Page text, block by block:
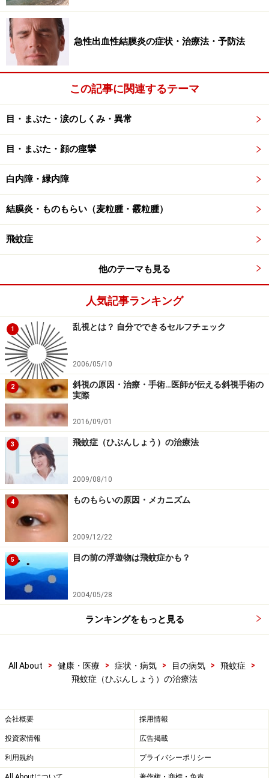
が改善する、といった話を聞くことがあります。それに
ついては「飛蚊症治療は可能？目薬・サプリメント・レ
ーザー治療」記事で詳しく解説していますので、ご興味
のある方は併せてご一読いただければと思います。
若年性の原因不明飛蚊症の治療法
硝子体にある濁りが自分で見えてしまうことが原因と考
えられますが、医学的には原因がはっきりとは解明され
ていないため、よい治療法はありません。
などの恐れはないので治療の必要はない、と聞いて安心
できるなら、この病気はそう深刻ではありません。しか
も「問題ない」「気のせいだ」と言われ、ノイローゼの
ような状態になっている患者さんも現実には多くいらっ
しゃいます。ひどいケースでは、病院で診断してもらえ
ない飛蚊の正体や現象が気になるあまり、学校や仕事に
も行けなくなり、家族も困り果ててしまい、当院で診
察・説明をしても全くノイローゼ状態が改善しない方も
いらっしゃいました。毎日起きている間はずっと飛蚊が
見えるので、極端に気になりだすと心まで壊れてしまう
のでしょう。これは医師としてもとても辛いケースで
す。
私は「他の病院で治らないような患者さんを治療してさ
しあげたい」というモットーを持っていますので、以前
「息子が飛蚊症が気になって引きこもってしまい、自殺
も考えているようなのでなんとかしてやってほしい」と
親御さんに頼み込まれる形で、患者さんの硝子体除去の
手術を手がけたことが何度かありました。
しかし、ほとんどの患者さんにおいて「以前より減った
けれども完璧とはいえない……」という程度の満足度。網
膜剥離などの合併症もありえるので、総合的に見て患者
さんの利益にならないと判断し、現在は手術治療をお断
りしております。
なお、この若年性の飛蚊症は、先述のアメリカのレーザ
ーでも治療できないようです。悩みの深い若い患者さん
「若年性の飛蚊症は自然発生した硝子体混濁によるもの
であろう。実際に見えていることは間違いないので、気
のせいではない。いつも見えるので悩む気持ちはわか
急性出血性結膜炎の症状・治療法・予防法
この記事に関連するテーマ
目・まぶた・涙のしくみ・異常
目・まぶた・顔の痙攣
白内障・緑内障
結膜炎・ものもらい（麦粒腫・霰粒腫）
飛蚊症
他のテーマも見る
人気記事ランキング
1 乱視とは？ 自分でできるセルフチェック
2006/05/10
2
斜視の原因・治療・手術…医師が伝える斜視手術の
実際
2016/09/01
3 飛蚊症（ひぶんしょう）の治療法
2009/08/10
4 ものもらいの原因・メカニズム
2009/12/22
5 目の前の浮遊物は飛蚊症かも？
2004/05/28
ランキングをもっと見る
All About > 健康・医療 > 症状・病気 > 目の病気 > 飛蚊症
>
飛蚊症（ひぶんしょう）の治療法
会社概要 採用情報
投資家情報 広告掲載
利用規約 プライバシーポリシー